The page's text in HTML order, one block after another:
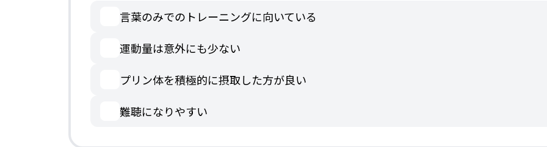
言葉のみでのトレーニングに向いている
運動量は意外にも少ない
プリン体を積極的に摂取した方が良い
難聴になりやすい